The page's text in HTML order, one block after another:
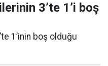
3’te 1’i boş
1’inin boş olduğu